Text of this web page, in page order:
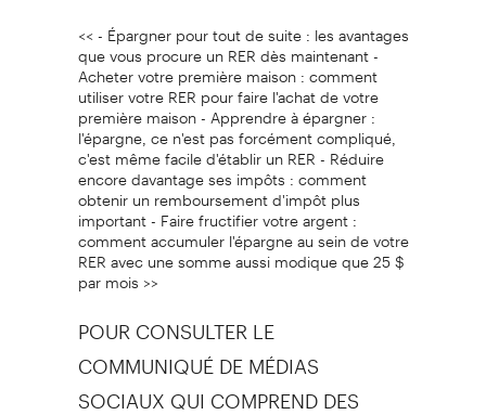
<< - Épargner pour tout de suite : les avantages
que vous procure un RER dès maintenant -
Acheter votre première maison : comment
utiliser votre RER pour faire l'achat de votre
première maison - Apprendre à épargner :
l'épargne, ce n'est pas forcément compliqué,
c'est même facile d'établir un RER - Réduire
encore davantage ses impôts : comment
obtenir un remboursement d'impôt plus
important - Faire fructifier votre argent :
comment accumuler l'épargne au sein de votre
RER avec une somme aussi modique que 25 $
par mois >>
POUR CONSULTER LE
COMMUNIQUÉ DE MÉDIAS
SOCIAUX QUI COMPREND DES